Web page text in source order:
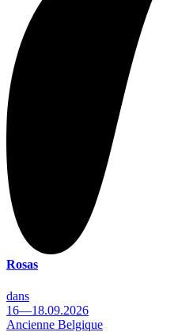
Rosas
dans
16—18.09.2026
Ancienne Belgique